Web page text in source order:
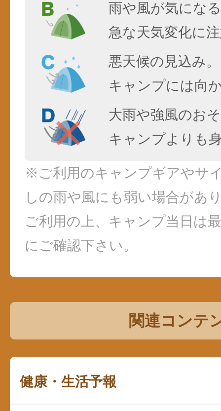
雨や風が気にな
急な天気変化に
悪天候の見込み。
キャンプには向
大雨や強風のお
キャンプよりも
※ご利用のキャンプギアやサ
しの雨や風にも弱い場合があ
ご利用の上、キャンプ当日は
にご確認下さい。
関連コンテ
健康・生活予報